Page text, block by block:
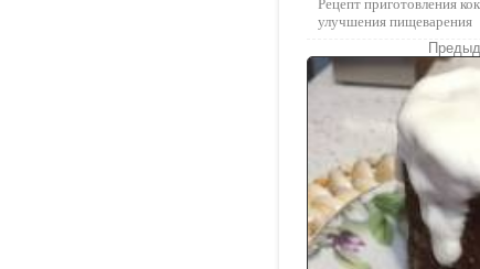
Рецепт приготовления
улучшения пищеварения